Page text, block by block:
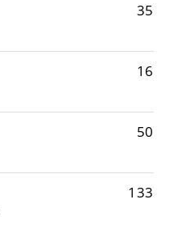
35
16
50
133